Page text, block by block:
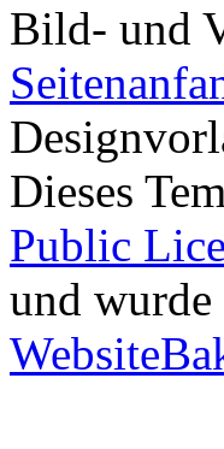
Bild- und
Dieses
Public
und